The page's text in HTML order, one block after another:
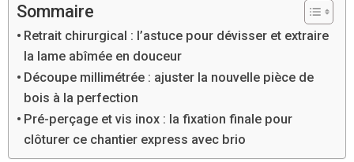
Sommaire
Retrait chirurgical : l’astuce pour dévisser et extraire
la lame abîmée en douceur
Découpe millimétrée : ajuster la nouvelle pièce de
bois à la perfection
Pré-perçage et vis inox : la fixation finale pour
clôturer ce chantier express avec brio